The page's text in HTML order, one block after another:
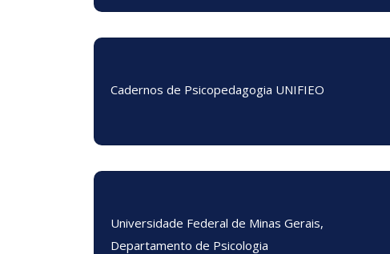
Cadernos de Psicopedagogia UNIFIEO
Universidade Federal de Minas Gerais,
Departamento de Psicologia